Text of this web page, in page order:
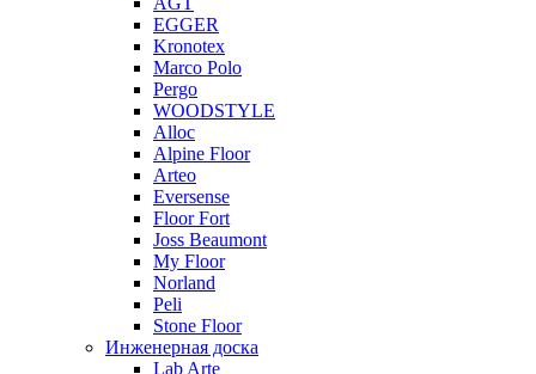
EGGER
Kronotex
Marco Polo
Pergo
WOODSTYLE
Alloc
Alpine Floor
Arteo
Eversense
Floor Fort
Joss Beaumont
My Floor
Norland
Peli
Stone Floor
Инженерная доска
Lab Arte